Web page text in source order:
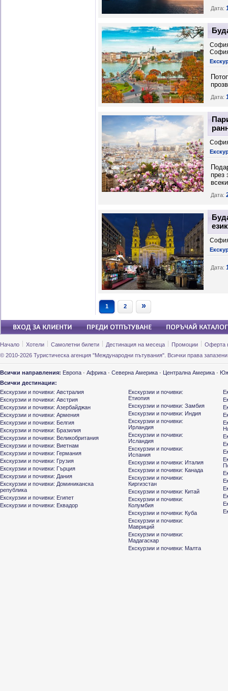
Дата:
Дата:
през
Дата:
Дата:
1 2 »
Начало Хотели Самолетни билети Дестинация на месеца Промоции
Оферта
© 2010-2026 Туристическа агенция "Международни пътувания". Всички права
Всички направления: Европа · Африка · Северна Америка · Централна Америка ·
Всички дестинации:
Екскурзии и почивки: Австралия
Екскурзии и почивки: Австрия
Екскурзии и почивки: Азербайджан
Екскурзии и почивки: Армения
Екскурзии и почивки: Белгия
Екскурзии и почивки: Бразилия
Екскурзии и почивки: Великобритания
Екскурзии и почивки: Виетнам
Екскурзии и почивки: Германия
Екскурзии и почивки: Грузия
Екскурзии и почивки: Гърция
Екскурзии и почивки: Дания
Екскурзии и почивки: Доминиканска
република
Екскурзии и почивки: Египет
Екскурзии и почивки: Еквадор
Екскурзии и почивки:
Етиопия
Екскурзии и почивки: Замбия
Екскурзии и почивки: Индия
Екскурзии и почивки:
Ирландия
Екскурзии и почивки:
Исландия
Екскурзии и почивки:
Испания
Екскурзии и почивки: Италия
Екскурзии и почивки: Канада
Екскурзии и почивки:
Киргизстан
Екскурзии и почивки: Китай
Екскурзии и почивки:
Колумбия
Екскурзии и почивки: Куба
Екскурзии и почивки:
Мавриций
Екскурзии и почивки:
Мадагаскар
Екскурзии и почивки: Малта